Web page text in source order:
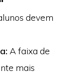
devem
A faixa de
mais